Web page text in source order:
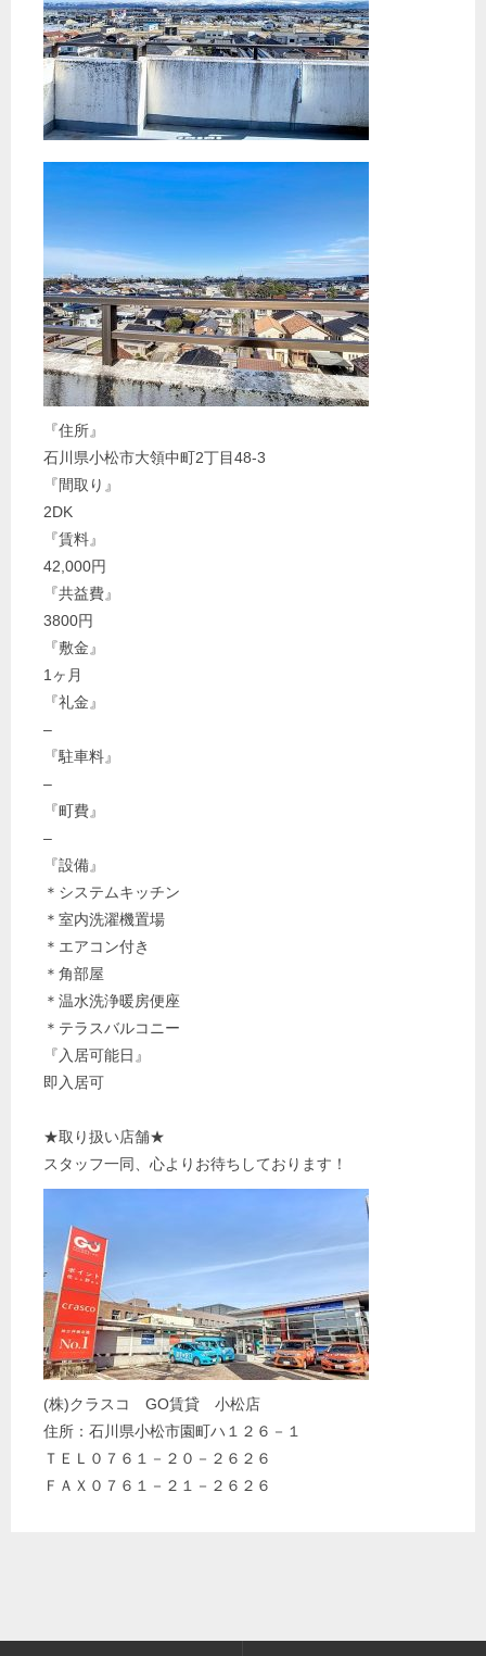
『住所』
石川県小松市大領中町2丁目48-3
『間取り』
2DK
『賃料』
42,000円
『共益費』
3800円
『敷金』
1ヶ月
『礼金』
–
『駐車料』
–
『町費』
–
『設備』
＊システムキッチン
＊室内洗濯機置場
＊エアコン付き
＊角部屋
＊温水洗浄暖房便座
＊テラスバルコニー
『入居可能日』
即入居可
★取り扱い店舗★
スタッフ一同、心よりお待ちしております！
(株)クラスコ GO賃貸 小松店
住所：石川県小松市園町ハ１２６－１
ＴＥＬ０７６１－２０－２６２６
ＦＡＸ０７６１－２１－２６２６